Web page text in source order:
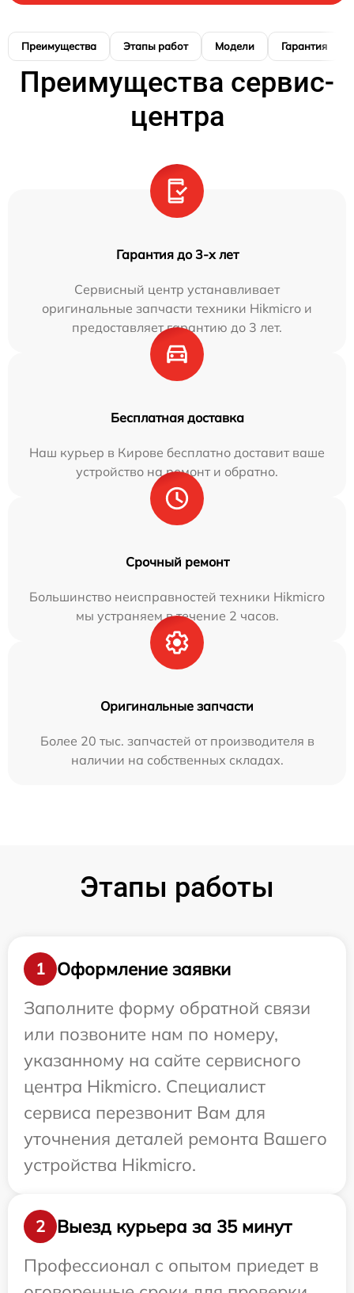
Преимущества Этапы работ Модели Гарантия
Преимущества сервис-
центра
Гарантия до 3-х лет
Сервисный центр устанавливает
оригинальные запчасти техники Hikmicro и
предоставляет гарантию до 3 лет.
Бесплатная доставка
Наш курьер в Кирове бесплатно доставит ваше
устройство на ремонт и обратно.
Срочный ремонт
Большинство неисправностей техники Hikmicro
мы устраняем в течение 2 часов.
Оригинальные запчасти
Более 20 тыс. запчастей от производителя в
наличии на собственных складах.
Этапы работы
1
Оформление заявки
Заполните форму обратной связи
или позвоните нам по номеру,
указанному на сайте сервисного
центра Hikmicro. Специалист
сервиса перезвонит Вам для
уточнения деталей ремонта Вашего
устройства Hikmicro.
2
Выезд курьера за 35 минут
Профессионал с опытом приедет в